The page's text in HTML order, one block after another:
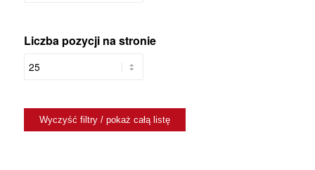
Liczba pozycji na stronie